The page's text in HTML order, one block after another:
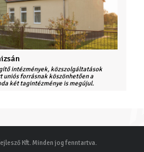
intézmények, közszolgáltatások
uniós forrásnak köszönhetően a
két tagintézménye is megújul.
Kft. Minden jog fenntartva.